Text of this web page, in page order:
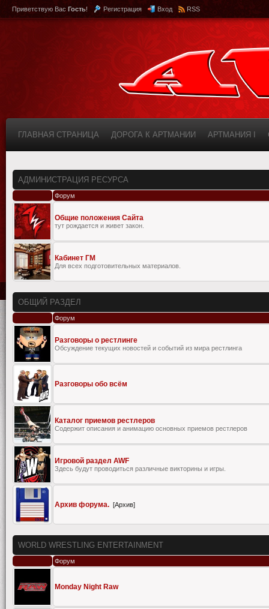
Приветствую Вас Гость! Регистрация Вход RSS
ГЛАВНАЯ СТРАНИЦА ДОРОГА К АРТМАНИИ АРТМАНИЯ I
АДМИНИСТРАЦИЯ РЕСУРСА
Форум
Общие положения Сайта
тут рождается и живет закон.
Кабинет ГМ
Для всех подготовительных материалов.
ОБЩИЙ РАЗДЕЛ
Форум
Разговоры о рестлинге
Обсуждение текущих новостей и событий из мира рестлинга
Разговоры обо всём
Каталог приемов рестлеров
Содержит описания и анимацию основных приемов рестлеров
Игровой раздел AWF
Здесь будут проводиться различные викторины и игры.
Архив форума. [Архив]
WORLD WRESTLING ENTERTAINMENT
Форум
Monday Night Raw